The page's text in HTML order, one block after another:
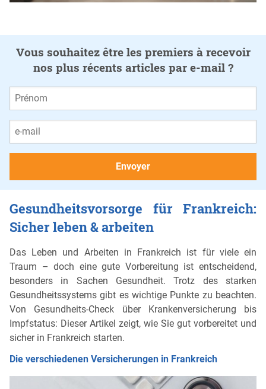
Vous souhaitez être les premiers à recevoir
nos plus récents articles par e-mail ?
Gesundheitsvorsorge für Frankreich:
Sicher leben & arbeiten
Das Leben und Arbeiten in Frankreich ist für viele ein
Traum – doch eine gute Vorbereitung ist entscheidend,
besonders in Sachen Gesundheit. Trotz des starken
Gesundheitssystems gibt es wichtige Punkte zu beachten.
Von Gesundheits-Check über Krankenversicherung bis
Impfstatus: Dieser Artikel zeigt, wie Sie gut vorbereitet und
sicher in Frankreich starten.
Die verschiedenen Versicherungen in Frankreich